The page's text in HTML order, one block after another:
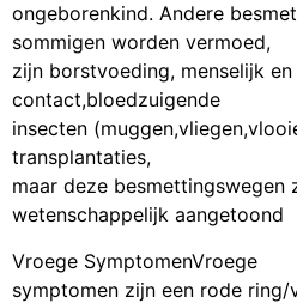
ongeborenkind. Andere
sommigen worden vermoed,
zijn borstvoeding, menselijk
contact,bloedzuigende
insecten
transplantaties,
maar deze besmettingswegen
wetenschappelijk aangetoond
Vroege SymptomenVroege
symptomen zijn een rode ring/